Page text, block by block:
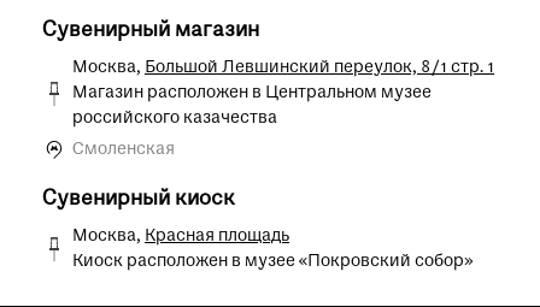
Сувенирный магазин
Москва, Большой Левшинский переулок, 8/1 стр. 1
Магазин расположен в Центральном музее
российского казачества
Смоленская
Сувенирный киоск
Москва, Красная площадь
Киоск расположен в музее «Покровский собор»